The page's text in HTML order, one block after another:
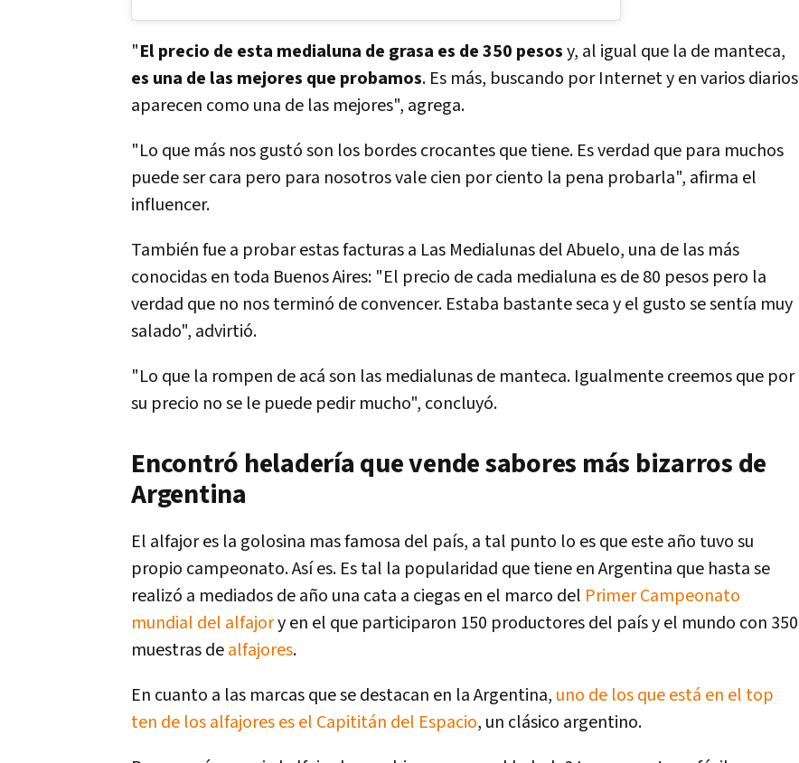
"El precio de esta medialuna de grasa es de 350 pesosy, al igual que la de manteca,
es una de las mejores que probamos. Es más, buscando por Internet y en varios diarios
aparecen como una de las mejores", agrega.
"Lo que más nos gustó son los bordes crocantes que tiene. Es verdad que para muchos
puede ser cara pero para nosotros vale cien por ciento la pena probarla", afirma el
influencer.
También fue a probar estas facturas a Las Medialunas del Abuelo, una de las más
conocidas en toda Buenos Aires: "El precio de cada medialuna es de 80 pesos pero la
verdad que no nos terminó de convencer. Estaba bastante seca y el gusto se sentía muy
salado", advirtió.
"Lo que la rompen de acá son las medialunas de manteca. Igualmente creemos que por
su precio no se le puede pedir mucho", concluyó.
Encontró heladería que vende sabores más bizarros de
Argentina
El alfajor es la golosina mas famosa del país, a tal punto lo es que este año tuvo su
propio campeonato. Así es. Es tal la popularidad que tiene en Argentina que hasta se
realizó a mediados de año una cata a ciegas en el marco del Primer Campeonato
mundial del alfajory en el que participaron 150 productores del país y el mundo con 350
muestras dealfajores.
En cuanto a las marcas que se destacan en la Argentina, uno de los que está en el top
ten de los alfajores es el Capititán del Espacio, un clásico argentino.